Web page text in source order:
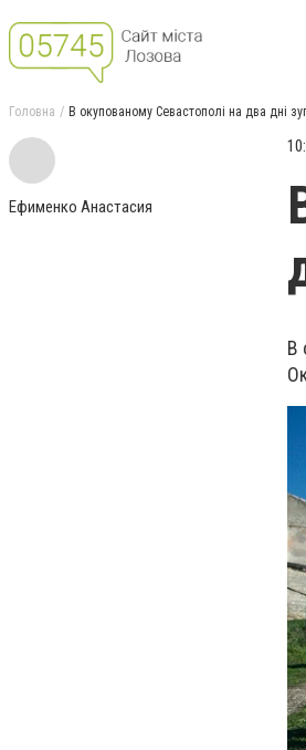
Головна В окупованому Севастополі на два дні
Ефименко Анастасия
В